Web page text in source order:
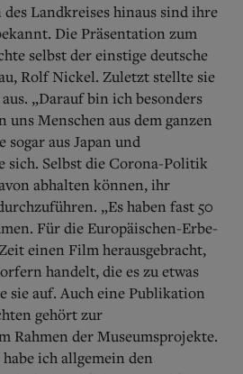
Landkreises hinaus sind ihre
Die Präsentation zum
selbst der einstige deutsche
Rolf Nickel. Zuletzt stellte sie
„Darauf bin ich besonders
uns Menschen aus dem ganzen
aus Japan und
sich. Selbst die Corona-Politik
abhalten können, ihr
„Es haben fast 50
Für die Europäischen-Erbe-
einen Film herausgebracht,
handelt, die es zu etwas
sie auf. Auch eine Publikation
gehört zur
Rahmen der Museumsprojekte.
ich allgemein den